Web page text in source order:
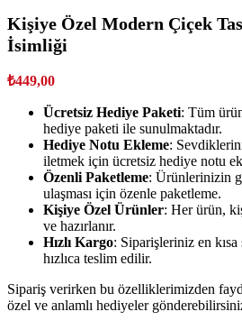
Kişiye Özel Modern Çiçek
İsimliği
₺449,00
Ücretsiz Hediye Paketi: Tüm
hediye paketi ile sunulmaktadır.
Hediye Notu Ekleme:
iletmek için ücretsiz hediye notu
Özenli Paketleme: Ürünlerinizin
ulaşması için özenle paketleme.
Kişiye Özel Ürünler: Her ürün,
ve hazırlanır.
Hızlı Kargo: Siparişleriniz en
hızlıca teslim edilir.
Sipariş verirken bu özelliklerimizden
özel ve anlamlı hediyeler